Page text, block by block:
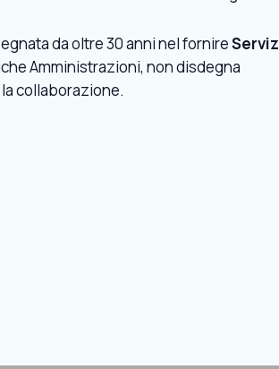
da oltre 30 anni nel fornire
Amministrazioni, non disdegna
collaborazione.